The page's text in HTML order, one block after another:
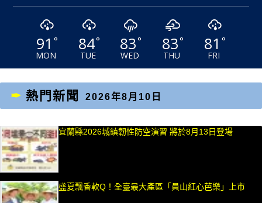
91 °
MON
84°
TUE
83°
WED
83°
THU
81 °
FRI
熱門新聞 2026年8月10日
宜蘭縣2026城鎮韌性防空演習 將於8月13日登場
盛夏飄香軟Q！全臺最大產區「員山紅心芭樂」上市